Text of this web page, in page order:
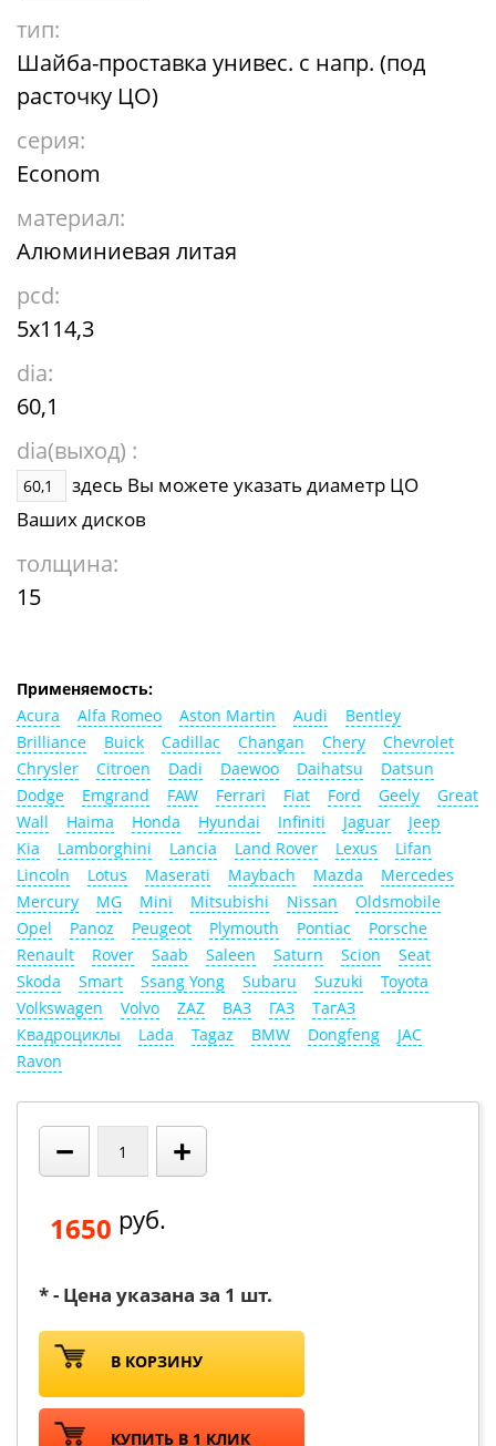
тип:
Шайба-проставка унивес. с напр. (под
расточку ЦО)
серия:
Econom
материал:
Алюминиевая литая
pcd:
5x114,3
dia:
60,1
dia(выход) :
здесь Вы можете указать диаметр ЦО
Ваших дисков
толщина:
15
Применяемость:
Acura
Alfa Romeo Aston Martin Audi
Bentley
Brilliance
Buick Cadillac Changan Chery
Chevrolet
Chrysler
Citroen Dadi Daewoo Daihatsu
Datsun
Dodge
Emgrand FAW Ferrari Fiat Ford Geely
Great
Wall
Haima Honda Hyundai Infiniti Jaguar
Jeep
Kia
Lamborghini Lancia Land Rover Lexus
Lifan
Lincoln
Lotus Maserati Maybach Mazda
Mercedes
Mercury
MG Mini Mitsubishi Nissan
Oldsmobile
Opel
Panoz Peugeot Plymouth Pontiac
Porsche
Renault
Rover Saab Saleen Saturn Scion
Seat
Skoda
Smart Ssang Yong Subaru Suzuki
Toyota
Volkswagen
Volvo ZAZ ВАЗ ГАЗ
ТагАЗ
Квадроциклы
Lada Tagaz BMW Dongfeng
JAC
Ravon
− +
1650 руб.
* - Цена указана за 1 шт.
В КОРЗИНУ
КУПИТЬ В 1 КЛИК